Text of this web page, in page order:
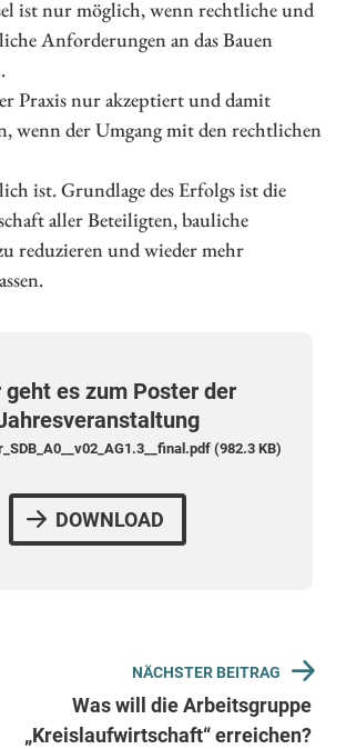
ist nur möglich, wenn rechtliche und
Anforderungen an das Bauen
Praxis nur akzeptiert und damit
wenn der Umgang mit den rechtlichen
ist. Grundlage des Erfolgs ist die
aller Beteiligten, bauliche
reduzieren und wieder mehr
geht es zum Poster der
(982.3 KB)
DOWNLOAD
NÄCHSTER BEITRAG
Was will die Arbeitsgruppe
„Kreislaufwirtschaft“ erreichen?